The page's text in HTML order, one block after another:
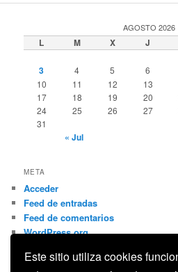
Este sitio utiliza cookies
AGOSTO 2026
L M X J
3 4 5 6
10
11 12 13
17
18 19 20
24
25 26 27
31
« Jul
META
Acceder
Feed de entradas
Feed de comentarios
WordPress.org